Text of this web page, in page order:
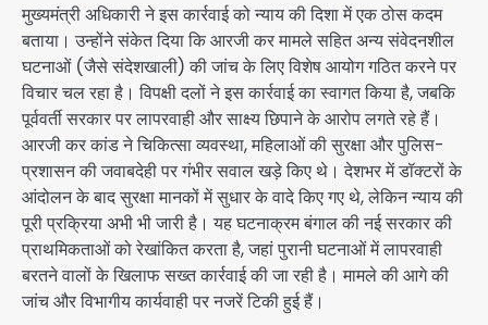
मुख्यमंत्री अधिकारी ने इस कार्रवाई को न्याय की दिशा में एक ठोस कदम
बताया। उन्होंने संकेत दिया कि आरजी कर मामले सहित अन्य संवेदनशील
घटनाओं (जैसे संदेशखाली) की जांच के लिए विशेष आयोग गठित करने पर
विचार चल रहा है। विपक्षी दलों ने इस कार्रवाई का स्वागत किया है, जबकि
पूर्ववर्ती सरकार पर लापरवाही और साक्ष्य छिपाने के आरोप लगते रहे हैं।
आरजी कर कांड ने चिकित्सा व्यवस्था, महिलाओं की सुरक्षा और पुलिस-
प्रशासन की जवाबदेही पर गंभीर सवाल खड़े किए थे। देशभर में डॉक्टरों के
आंदोलन के बाद सुरक्षा मानकों में सुधार के वादे किए गए थे, लेकिन न्याय की
पूरी प्रक्रिया अभी भी जारी है। यह घटनाक्रम बंगाल की नई सरकार की
प्राथमिकताओं को रेखांकित करता है, जहां पुरानी घटनाओं में लापरवाही
बरतने वालों के खिलाफ सख्त कार्रवाई की जा रही है। मामले की आगे की
जांच और विभागीय कार्यवाही पर नजरें टिकी हुई हैं।